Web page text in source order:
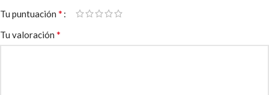
Tu puntuación *
Tu valoración *